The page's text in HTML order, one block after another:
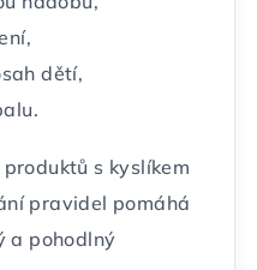
dětí,
s kyslíkem
pravidel pomáhá
a pohodlný